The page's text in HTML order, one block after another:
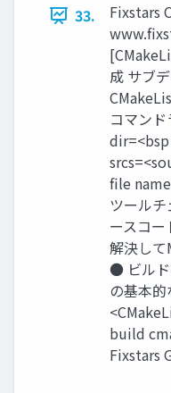
33.
Fixstars
成 サブ
コマン
file
ツール
ースコー
解決し
● ビル
の基本
build
Fixstars